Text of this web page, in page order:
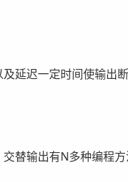
延迟一定时间使输出断
替输出有N多种编程方